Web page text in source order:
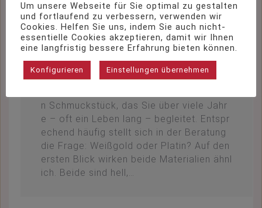
Weißgold oder Platin
Blog , Schmuck, Singen Von katharinaauer
Mai 13, 2026
Kommentar hinterlassen
Wer sich für einen Ring entscheidet, trifft
keine alltägliche Wahl. Gerade bei Traurin
n Schmuckstück, das Sie über viele Jahr
e – oft ein Leben lang – begleitet. Entspr
echend häufig stellt sich in der Beratung
die Frage: Weißgold oder Platin? Auf den
ersten Blick wirken beide Materialien ähnl
ich. Beide sind hell,…
Um unsere Webseite für Sie optimal zu gestalten
und fortlaufend zu verbessern, verwenden wir
Cookies. Helfen Sie uns, indem Sie auch nicht-
essentielle Cookies akzeptieren, damit wir Ihnen
eine langfristig bessere Erfahrung bieten können.
Konfigurieren Einstellungen übernehmen